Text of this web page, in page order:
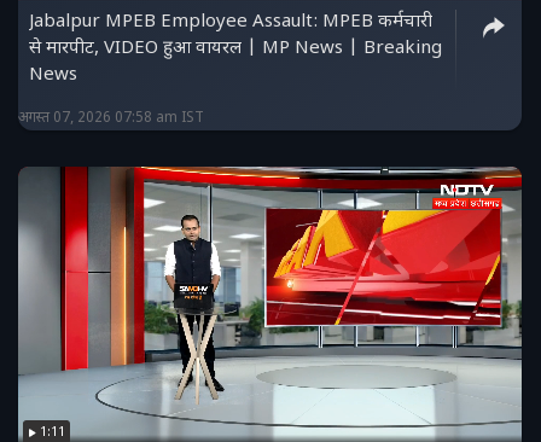
Jabalpur MPEB Employee Assault: MPEB कर्मचारी
से मारपीट, VIDEO हुआ वायरल | MP News | Breaking
News
अगस्त 07, 2026 07:58 am IST
1:11